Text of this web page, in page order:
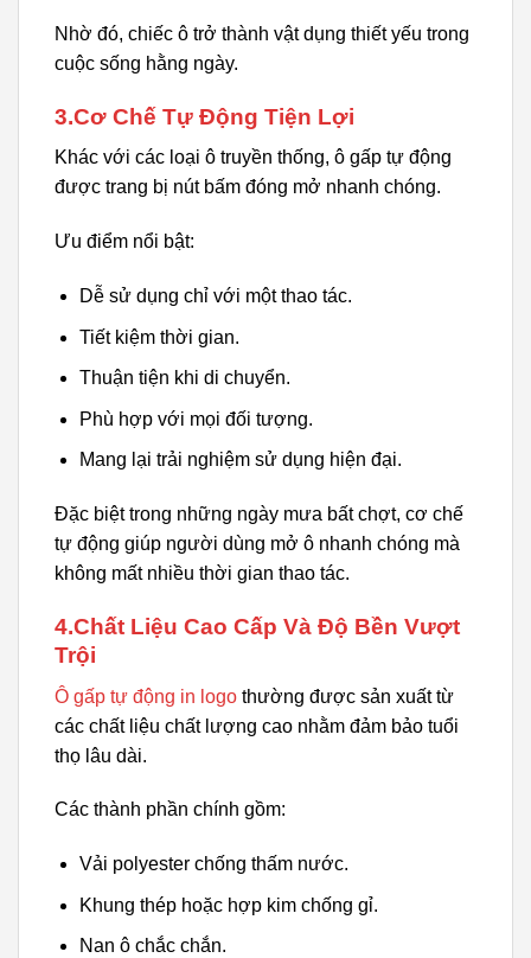
Nhờ đó, chiếc ô trở thành vật dụng thiết yếu trong
cuộc sống hằng ngày.
3.Cơ Chế Tự Động Tiện Lợi
Khác với các loại ô truyền thống, ô gấp tự động
được trang bị nút bấm đóng mở nhanh chóng.
Ưu điểm nổi bật:
Dễ sử dụng chỉ với một thao tác.
Tiết kiệm thời gian.
Thuận tiện khi di chuyển.
Phù hợp với mọi đối tượng.
Mang lại trải nghiệm sử dụng hiện đại.
Đặc biệt trong những ngày mưa bất chợt, cơ chế
tự động giúp người dùng mở ô nhanh chóng mà
không mất nhiều thời gian thao tác.
4.Chất Liệu Cao Cấp Và Độ Bền Vượt
Trội
Ô gấp tự động in logo thường được sản xuất từ
các chất liệu chất lượng cao nhằm đảm bảo tuổi
thọ lâu dài.
Các thành phần chính gồm:
Vải polyester chống thấm nước.
Khung thép hoặc hợp kim chống gỉ.
Nan ô chắc chắn.